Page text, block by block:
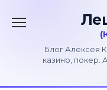
Блог Алексея
казино, покер.